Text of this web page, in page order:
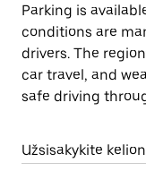
Parking is
conditions are
drivers. The
car travel, and
safe driving
Užsisakykite